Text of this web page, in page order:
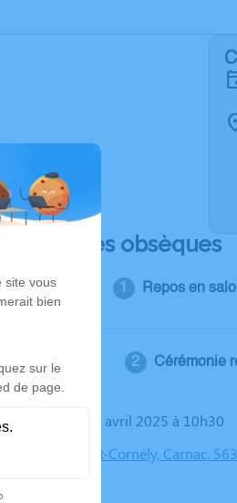
Déroulé des obsèques
Repos en
Cérémonie
Le jeudi 17 avril 2025 à 10h30
Église Saint-Cornély, Carnac,